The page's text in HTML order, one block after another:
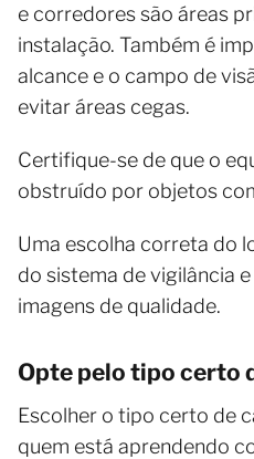
e corredores são áreas
instalação. Também é
alcance e o campo de
evitar áreas cegas.
Certifique-se de que o
obstruído por objetos
Uma escolha correta do
do sistema de vigilância
imagens de qualidade.
Opte pelo tipo certo
Escolher o tipo certo de
quem está aprendendo